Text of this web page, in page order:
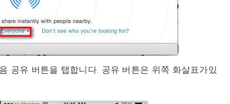
공유 버튼을 탭합니다. 공유 버튼은 위쪽 화살표가있